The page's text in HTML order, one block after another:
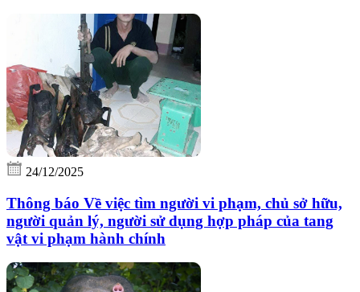
24/12/2025
Thông báo Về việc tìm người vi phạm, chủ sở hữu,
người quản lý, người sử dụng hợp pháp của tang
vật vi phạm hành chính